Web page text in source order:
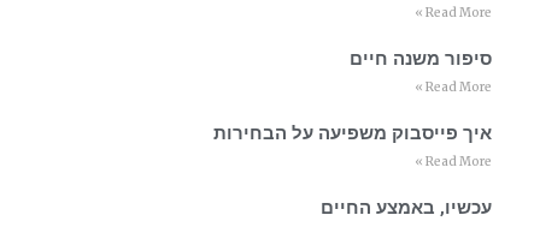
Read More »
סיפור משנה חיים
Read More »
איך פייסבוק משפיעה על הבחירות
Read More »
עכשיו, באמצע החיים